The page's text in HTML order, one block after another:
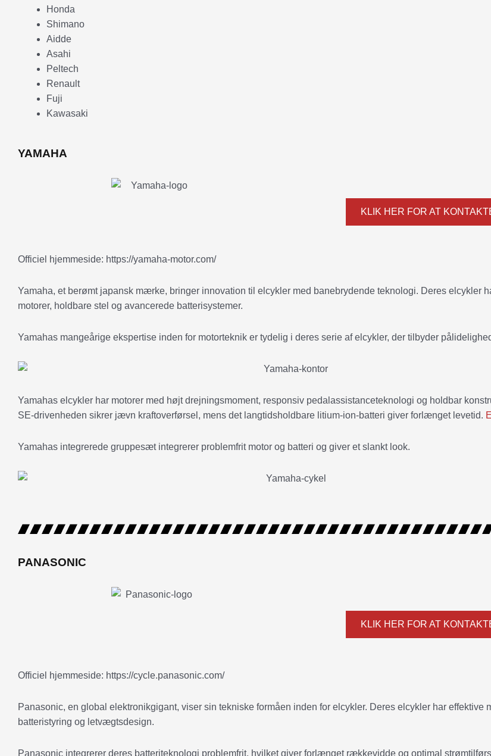
Honda
Shimano
Aidde
Asahi
Peltech
Renault
Fuji
Kawasaki
YAMAHA
KLIK HER FOR AT
Officiel hjemmeside: https://yamaha-motor.com/
Yamaha, et berømt japansk mærke, bringer innovation til elcykler med banebrydende teknologi. Deres elcykler
motorer, holdbare stel og avancerede batterisystemer.
Yamahas mangeårige ekspertise inden for motorteknik er tydelig i deres serie af elcykler, der tilbyder
Yamahas elcykler har motorer med højt drejningsmoment, responsiv pedalassistanceteknologi og holdbar
SE-drivenheden sikrer jævn kraftoverførsel, mens det langtidsholdbare litium-ion-batteri giver forlænget levetid.
Yamahas integrerede gruppesæt integrerer problemfrit motor og batteri og giver et slankt look.
PANASONIC
KLIK HER FOR AT
Officiel hjemmeside: https://cycle.panasonic.com/
Panasonic, en global elektronikgigant, viser sin tekniske formåen inden for elcykler. Deres elcykler har effektive
batteristyring og letvægtsdesign.
Panasonic integrerer deres batteriteknologi problemfrit, hvilket giver forlænget rækkevidde og optimal